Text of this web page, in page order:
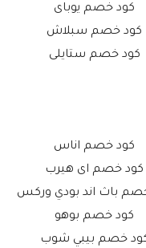
كود خصم يوباى
كود خصم سبلاش
كود خصم ستايلى
كود خصم اناس
كود خصم اى هيرب
باث اند بودي وركس
كود خصم بوهو
خصم بيبي شوب